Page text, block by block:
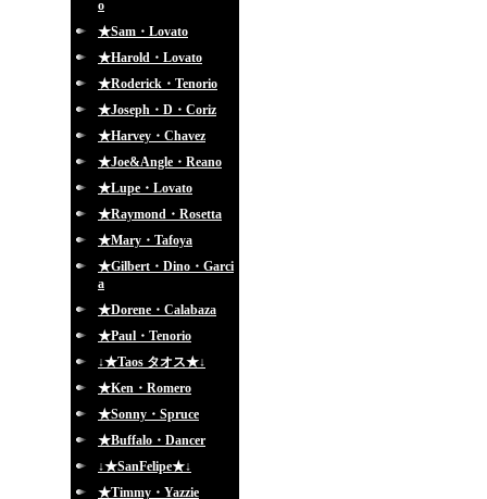
o
★Sam・Lovato
★Harold・Lovato
★Roderick・Tenorio
★Joseph・D・Coriz
★Harvey・Chavez
★Joe&Angle・Reano
★Lupe・Lovato
★Raymond・Rosetta
★Mary・Tafoya
★Gilbert・Dino・Garci
a
★Dorene・Calabaza
★Paul・Tenorio
↓★Taos タオス★↓
★Ken・Romero
★Sonny・Spruce
★Buffalo・Dancer
↓★SanFelipe★↓
★Timmy・Yazzie